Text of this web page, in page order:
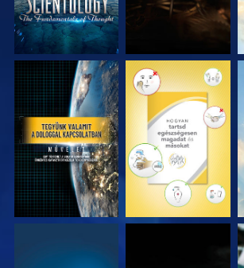
MŰSORNÉZÉS MŰSORNÉZÉS